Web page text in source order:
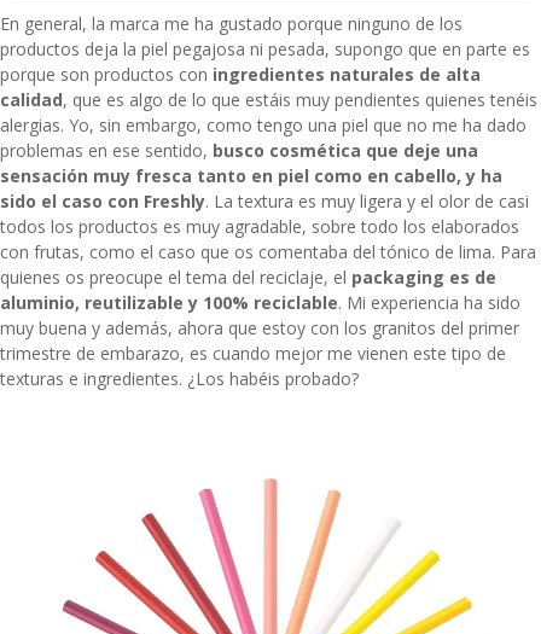
En general, la marca me ha gustado porque ninguno de los
productos deja la piel pegajosa ni pesada, supongo que en parte es
porque son productos con ingredientes naturales de alta
calidad, que es algo de lo que estáis muy pendientes quienes tenéis
alergias. Yo, sin embargo, como tengo una piel que no me ha dado
problemas en ese sentido, busco cosmética que deje una
sensación muy fresca tanto en piel como en cabello, y ha
sido el caso con Freshly. La textura es muy ligera y el olor de casi
todos los productos es muy agradable, sobre todo los elaborados
con frutas, como el caso que os comentaba del tónico de lima. Para
quienes os preocupe el tema del reciclaje, el packaging es de
aluminio, reutilizable y 100% reciclable. Mi experiencia ha sido
muy buena y además, ahora que estoy con los granitos del primer
trimestre de embarazo, es cuando mejor me vienen este tipo de
texturas e ingredientes. ¿Los habéis probado?